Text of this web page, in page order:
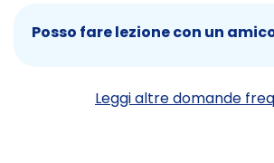
Posso fare lezione con un
Leggi altre domande